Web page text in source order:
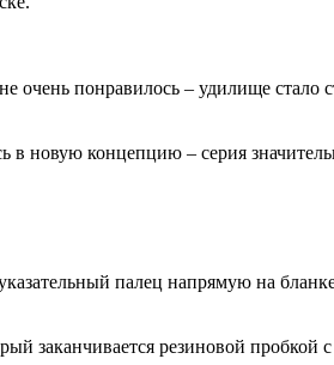
очень понравилось – удилище стало
новую концепцию – серия
палец напрямую на
заканчивается резиновой пробкой